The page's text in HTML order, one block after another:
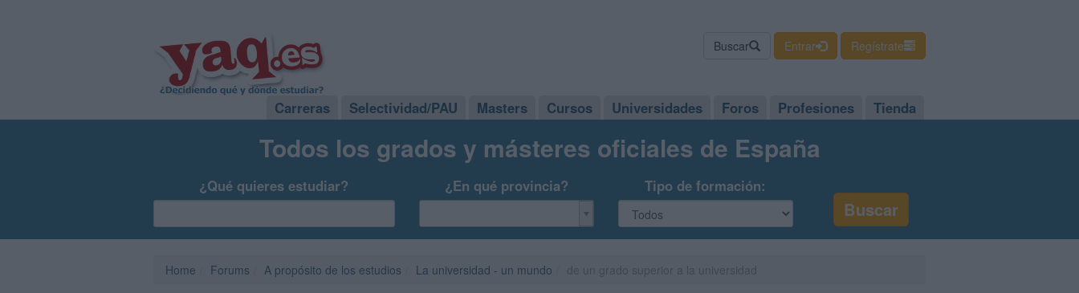
Buscar Entrar Regístrate
Carreras Selectividad/PAU Masters Cursos Universidades Foros Profesiones Tienda
Todos los grados y másteres oficiales de España
¿Qué quieres estudiar? ¿En qué provincia? Tipo de formación:
Home Forums A propósito de los estudios La universidad - un mundo